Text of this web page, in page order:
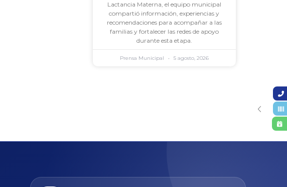
Lactancia Materna, el equipo municipal
compartió información, experiencias y
recomendaciones para acompañar a las
familias y fortalecer las redes de apoyo
durante esta etapa.
Prensa Municipal 5 agosto, 2026